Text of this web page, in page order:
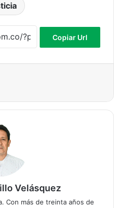
Copiar Url
Velásquez
Con más de treinta años de